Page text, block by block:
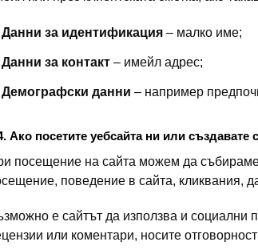
Данни за идентификация – малко име;
Данни за контакт – имейл адрес;
Демографски данни – например
Ако посетите уебсайта ни или
посещение на сайта можем да събираме
поведение в сайта, кликвания,
е сайтът да използва и социални
или коментари, носите